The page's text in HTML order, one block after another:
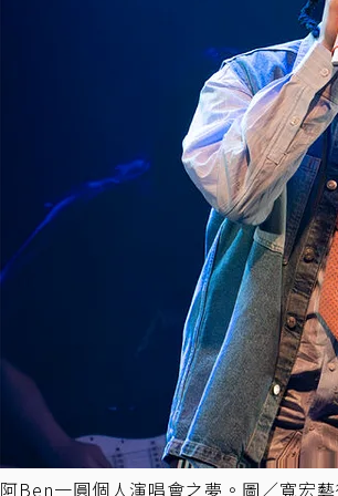
阿Ben一圓個人演唱會之夢。圖／寬宏